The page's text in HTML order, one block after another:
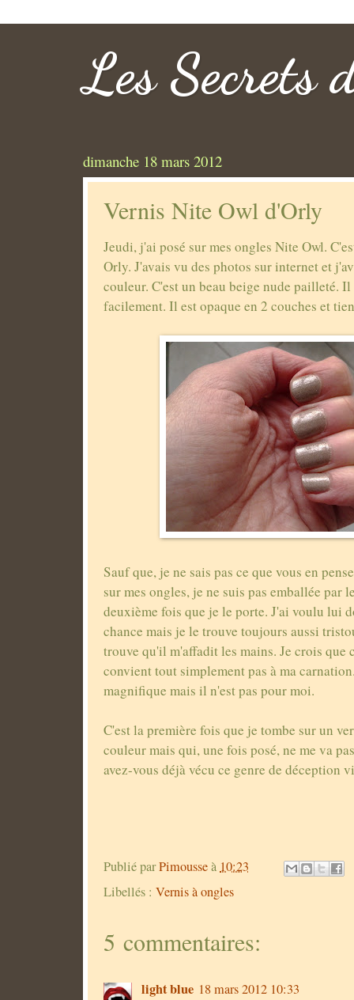
Les Secrets
dimanche 18 mars 2012
Vernis Nite Owl d'Orly
Jeudi, j'ai posé sur mes ongles Nite Owl.
Orly. J'avais vu des photos sur internet et
couleur. C'est un beau beige nude pailleté.
facilement. Il est opaque en 2 couches et
Sauf que, je ne sais pas ce que vous en
sur mes ongles, je ne suis pas emballée par
deuxième fois que je le porte. J'ai voulu lui
chance mais je le trouve toujours aussi
trouve qu'il m'affadit les mains. Je crois que
convient tout simplement pas à ma
magnifique mais il n'est pas pour moi.
C'est la première fois que je tombe sur un
couleur mais qui, une fois posé, ne me va
avez-vous déjà vécu ce genre de déception
Publié parPimousseà 10:23
Libellés : Vernis à ongles
5 commentaires:
light blue 18 mars 2012 10:33